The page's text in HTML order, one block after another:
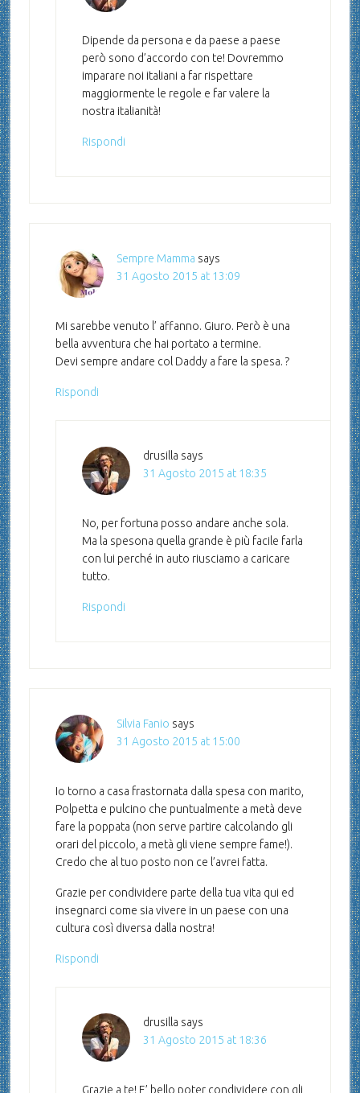
Dipende da persona e da paese a paese
però sono d’accordo con te! Dovremmo
imparare noi italiani a far rispettare
maggiormente le regole e far valere la
nostra italianità!
Rispondi
Sempre Mamma says
31 Agosto 2015 at 13:09
Mi sarebbe venuto l’ affanno. Giuro. Però è una
bella avventura che hai portato a termine.
Devi sempre andare col Daddy a fare la spesa. ?
Rispondi
drusilla says
31 Agosto 2015 at 18:35
No, per fortuna posso andare anche sola.
Ma la spesona quella grande è più facile farla
con lui perché in auto riusciamo a caricare
tutto.
Rispondi
Silvia Fanio says
31 Agosto 2015 at 15:00
Io torno a casa frastornata dalla spesa con marito,
Polpetta e pulcino che puntualmente a metà deve
fare la poppata (non serve partire calcolando gli
orari del piccolo, a metà gli viene sempre fame!).
Credo che al tuo posto non ce l’avrei fatta.
Grazie per condividere parte della tua vita qui ed
insegnarci come sia vivere in un paese con una
cultura così diversa dalla nostra!
Rispondi
drusilla says
31 Agosto 2015 at 18:36
Grazie a te! E’ bello poter condividere con gli